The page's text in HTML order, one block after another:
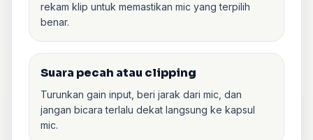
rekam klip untuk memastikan mic yang terpilih
benar.
Suara pecah atau clipping
Turunkan gain input, beri jarak dari mic, dan
jangan bicara terlalu dekat langsung ke kapsul
mic.